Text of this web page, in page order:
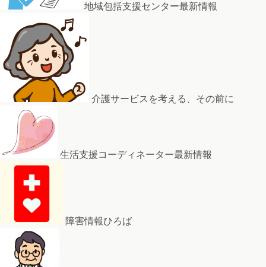
地域包括支援センター最新情報
介護サービスを考える、その前に
生活支援コーディネーター最新情報
障害情報ひろば